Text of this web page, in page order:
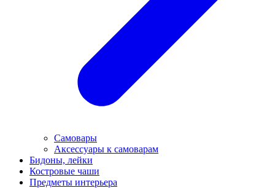
Самовары
Аксессуары к самоварам
Бидоны, лейки
Костровые чаши
Предметы интерьера